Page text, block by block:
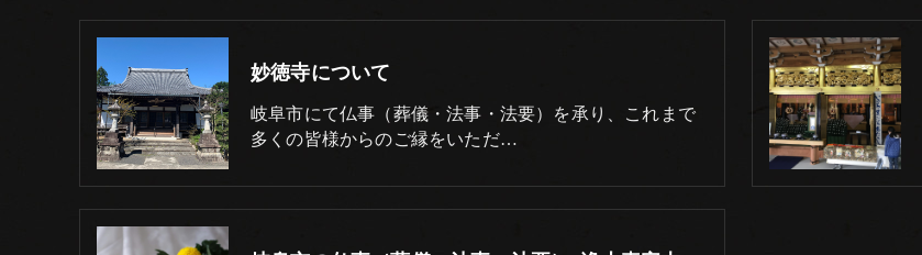
妙徳寺について
岐阜市にて仏事（葬儀・法事・法要）を承り、これまで
多くの皆様からのご縁をいただ…